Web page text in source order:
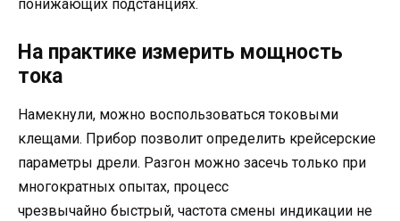
понижающих подстанциях.
На практике измерить мощность
тока
Намекнули, можно воспользоваться токовыми
клещами. Прибор позволит определить крейсерские
параметры дрели. Разгон можно засечь только при
многократных опытах, процесс
чрезвычайно быстрый, частота смены индикации не